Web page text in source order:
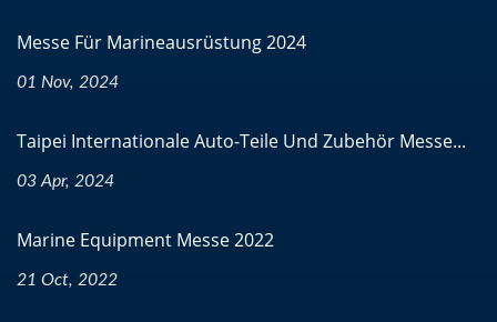
Messe Für Marineausrüstung 2024
01 Nov, 2024
Taipei Internationale Auto-Teile Und Zubehör Messe...
03 Apr, 2024
Marine Equipment Messe 2022
21 Oct, 2022